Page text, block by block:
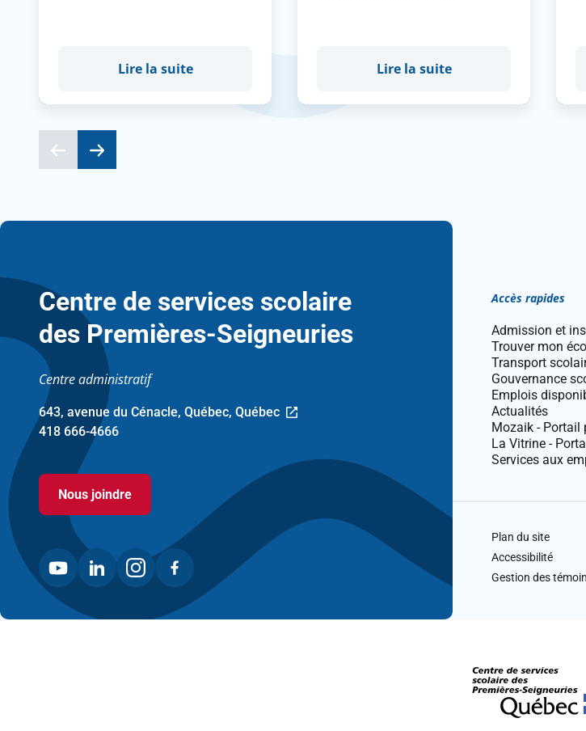
Lire la suite Lire la suite
Centre de services scolaire
des Premières-Seigneuries
Centre administratif
643, avenue du Cénacle, Québec, Québec
Ce
lien
dans
une
nouvelle
fenêtre.
418 666-4666
Nous joindre
Accès rapides
Admission et
Trouver mon
Transport
Gouvernance
Emplois
Actualités
Mozaik - Portail
La Vitrine -
Services aux
Plan du site
Accessibilité
Gestion des